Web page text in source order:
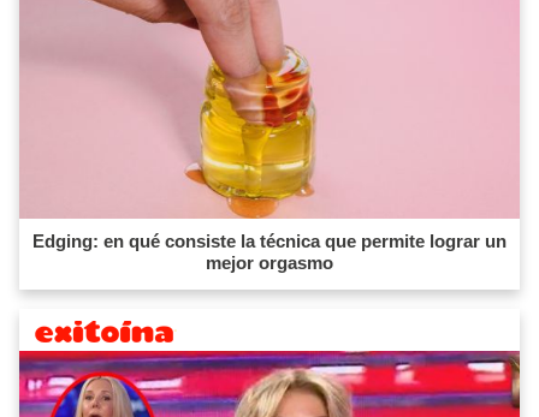
Edging: en qué consiste la técnica que permite lograr un
mejor orgasmo